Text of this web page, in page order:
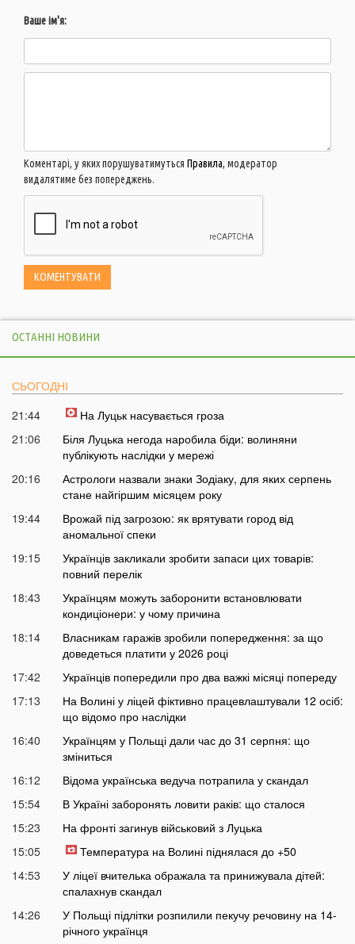
Ваше ім'я:
Коментарі, у яких порушуватимуться Правила, модератор
видалятиме без попереджень.
ОСТАННІ НОВИНИ
СЬОГОДНІ
21:44
На Луцьк насувається гроза
21:06
Біля Луцька негода наробила біди: волиняни
публікують наслідки у мережі
20:16
Астрологи назвали знаки Зодіаку, для яких серпень
стане найгіршим місяцем року
19:44
Врожай під загрозою: як врятувати город від
аномальної спеки
19:15
Українців закликали зробити запаси цих товарів:
повний перелік
18:43
Українцям можуть заборонити встановлювати
кондиціонери: у чому причина
18:14
Власникам гаражів зробили попередження: за що
доведеться платити у 2026 році
17:42
Українців попередили про два важкі місяці попереду
17:13
На Волині у ліцей фіктивно працевлаштували 12 осіб:
що відомо про наслідки
16:40
Українцям у Польщі дали час до 31 серпня: що
зміниться
16:12
Відома українська ведуча потрапила у скандал
15:54
В Україні заборонять ловити раків: що сталося
15:23
На фронті загинув військовий з Луцька
15:05
Температура на Волині піднялася до +50
14:53
У ліцеї вчителька ображала та принижувала дітей:
спалахнув скандал
14:26
У Польщі підлітки розпилили пекучу речовину на 14-
річного українця